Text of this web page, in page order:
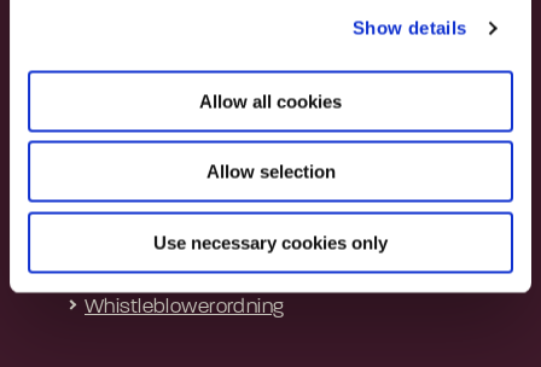
Show details
Allow all cookies
Allow selection
Use necessary cookies only
Genveje
Privatlivspolitik
Tilgængelighedserklæring
Tilgængelighedserklæring - apps
Whistleblowerordning